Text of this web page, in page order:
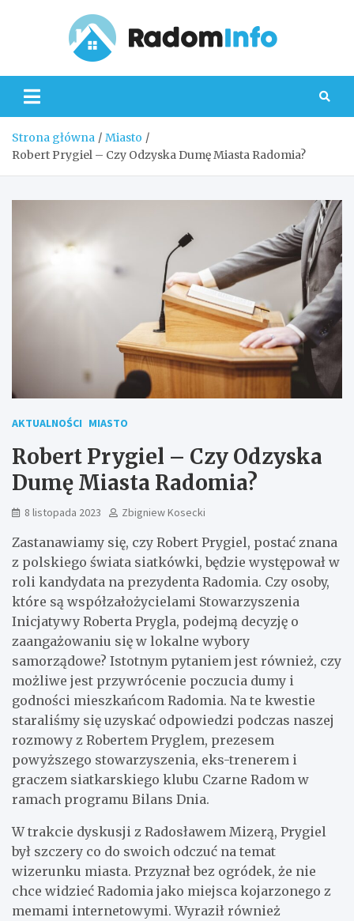
Strona główna
Miasto
Robert Prygiel – Czy Odzyska Dumę Miasta Radomia?
AKTUALNOŚCI MIASTO
Robert Prygiel – Czy Odzyska
Dumę Miasta Radomia?
8 listopada 2023 Zbigniew Kosecki
Zastanawiamy się, czy Robert Prygiel, postać znana
z polskiego świata siatkówki, będzie występował w
roli kandydata na prezydenta Radomia. Czy osoby,
które są współzałożycielami Stowarzyszenia
Inicjatywy Roberta Prygla, podejmą decyzję o
zaangażowaniu się w lokalne wybory
samorządowe? Istotnym pytaniem jest również, czy
możliwe jest przywrócenie poczucia dumy i
godności mieszkańcom Radomia. Na te kwestie
staraliśmy się uzyskać odpowiedzi podczas naszej
rozmowy z Robertem Pryglem, prezesem
powyższego stowarzyszenia, eks-trenerem i
graczem siatkarskiego klubu Czarne Radom w
ramach programu Bilans Dnia.
W trakcie dyskusji z Radosławem Mizerą, Prygiel
był szczery co do swoich odczuć na temat
wizerunku miasta. Przyznał bez ogródek, że nie
chce widzieć Radomia jako miejsca kojarzonego z
memami internetowymi. Wyraził również